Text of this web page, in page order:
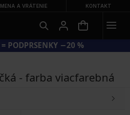
A VRÁTENIE KONTAKT
PODPRSENKY −20 %
- farba viacfarebná